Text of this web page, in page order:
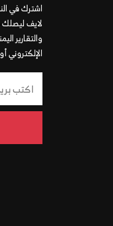
اشترك في
لايف ليصلك
والتقارير
الإلكتروني